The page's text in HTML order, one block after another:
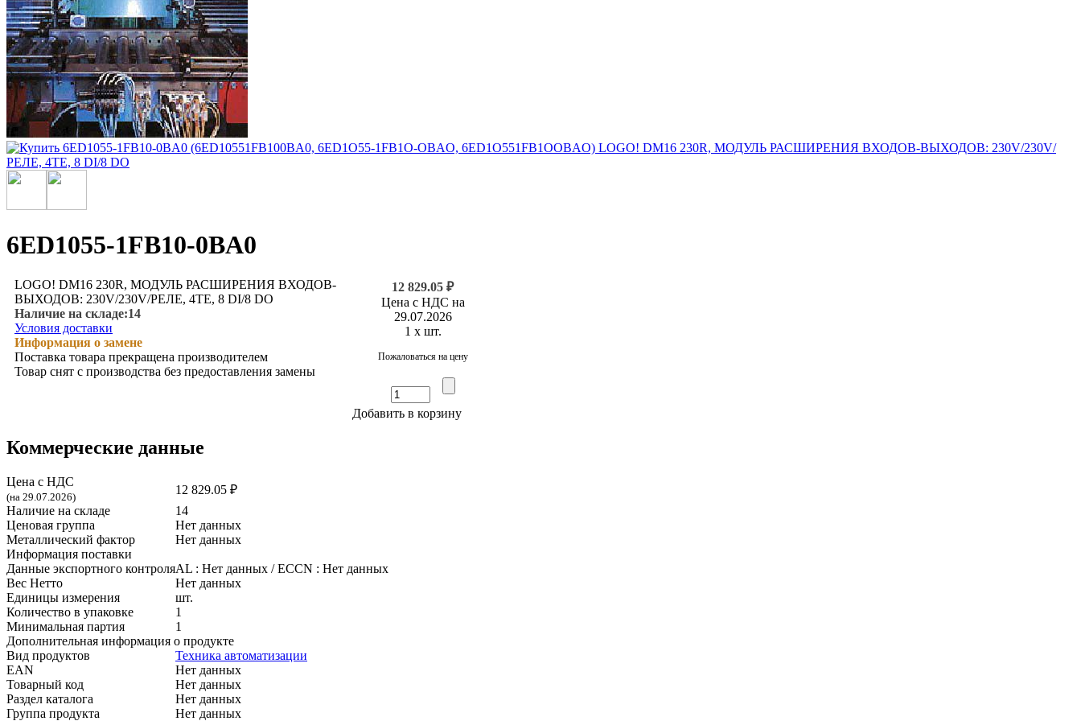
6ED1055-1FB10-0BA0
LOGO! DM16 230R, МОДУЛЬ РАСШИРЕНИЯ ВХОДОВ-
ВЫХОДОВ: 230V/230V/РЕЛЕ, 4TE, 8 DI/8 DO
Наличие на складе:14
Условия доставки
Информация о замене
Поставка товара прекращена производителем
Товар снят с производства без предоставления замены
12 829.05 ₽
Цена с НДС на
29.07.2026
1 x шт.
Пожаловаться на цену
Добавить в корзину
Коммерческие данные
Цена с НДС
(на 29.07.2026)
12 829.05 ₽
Наличие на складе
14
Ценовая группа
Нет данных
Металлический фактор
Нет данных
Информация поставки
Данные экспортного контроляAL : Нет данных / ECCN : Нет данных
Вес Нетто
Нет данных
Единицы измерения
шт.
Количество в упаковке
1
Минимальная партия
1
Дополнительная информация о продукте
Вид продуктов
Техника автоматизации
EAN
Нет данных
Товарный код
Нет данных
Раздел каталога
Нет данных
Группа продукта
Нет данных